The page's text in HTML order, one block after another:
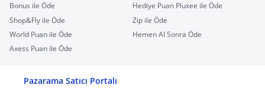
Bonus ile Öde
Hediye Puan Pluxee ile Öde
Shop&Fly ile Öde
Zip ile Öde
World Puan ile Öde
Hemen Al Sonra Öde
Axess Puan ile Öde
Pazarama Satıcı Portalı